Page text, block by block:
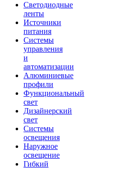
Светодиодные
ленты
Источники
питания
Системы
управления
и
автоматизации
Алюминиевые
профили
Функциональный
свет
Дизайнерский
свет
Системы
освещения
Наружное
освещение
Гибкий